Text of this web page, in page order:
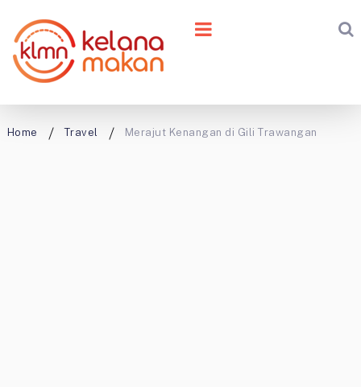
Home Travel Merajut Kenangan di Gili Trawangan